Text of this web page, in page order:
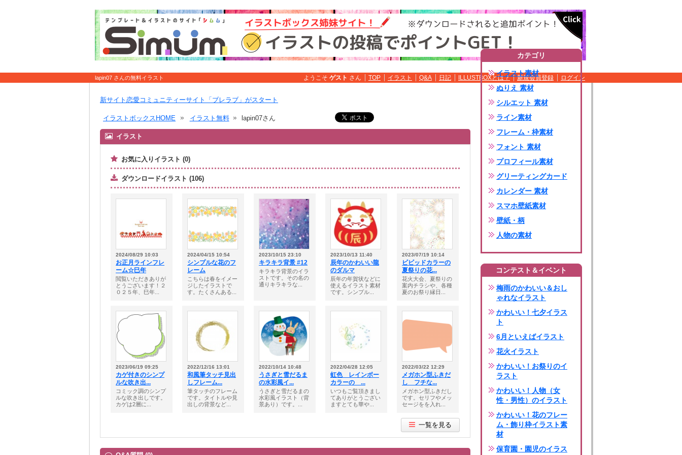
lapin07 さんの無料イラスト ようこそ ゲスト さん TOP イラスト Q&A 日記 ILLUSTBOXとは？ 新規会員登録 ログイン
新サイト恋愛コミュニティーサイト「ブレラブ」がスタート
イラストボックスHOME イラスト無料 lapin07さん
イラスト
お気に入りイラスト (0)
ダウンロードイラスト (106)
2024/08/29 10:03
お正月ラインフレ
ーム☆巳年
閲覧いただきありが
とうございます！２
０２５年、巳年...
2024/04/15 10:54
シンプルな花のフ
レーム
こちらは春をイメー
ジしたイラストで
す。たくさんある...
2023/10/15 23:10
キラキラ背景 #12
キラキラ背景のイラ
ストです。その名の
通りキラキラな...
2023/10/13 11:40
辰年のかわいい龍
のダルマ
辰年の年賀状などに
使えるイラスト素材
です。シンプル...
2023/07/19 10:14
ビビッドカラーの
夏祭りの花...
花火大会、夏祭りの
案内チラシや、各種
夏のお祭り縁日...
2023/06/19 09:25
カゲ付きのシンプ
ルな吹き出...
コミック調のシンプ
ルな吹き出しです。
カゲは2層に...
2022/12/16 13:01
和風筆タッチ見出
しフレーム...
筆タッチのフレーム
です。タイトルや見
出しの背景など...
2022/10/14 10:48
うさぎと雪だるま
の水彩風イ...
うさぎと雪だるまの
水彩風イラスト（背
景あり）です。...
2022/04/28 12:05
虹色 レインボー
カラーの ...
いつもご覧頂きまし
てありがとうござい
ますとても華や...
2022/03/22 12:29
メガホン型ふきだ
し フチな...
メガホン型ふきだし
です。セリフやメッ
セージをを入れ...
一覧を見る
カテゴリ
イラスト素材
ぬりえ 素材
シルエット 素材
ライン素材
フレーム・枠素材
フォント 素材
プロフィール素材
グリーティングカード
カレンダー 素材
スマホ壁紙素材
壁紙・柄
人物の素材
コンテスト＆イベント
梅雨のかわいい＆おし
ゃれなイラスト
かわいい！七夕イラス
ト
6月といえばイラスト
花火イラスト
かわいい！お祭りのイ
ラスト
かわいい！人物（女
性・男性）のイラスト
かわいい！花のフレー
ム・飾り枠イラスト素
材
保育園・園児のイラス